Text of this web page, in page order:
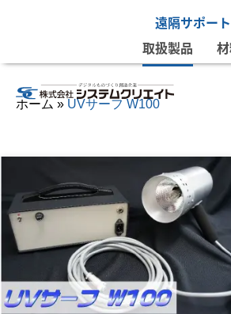
遠隔サポー
取扱製品
ホーム » UVサーフ W100